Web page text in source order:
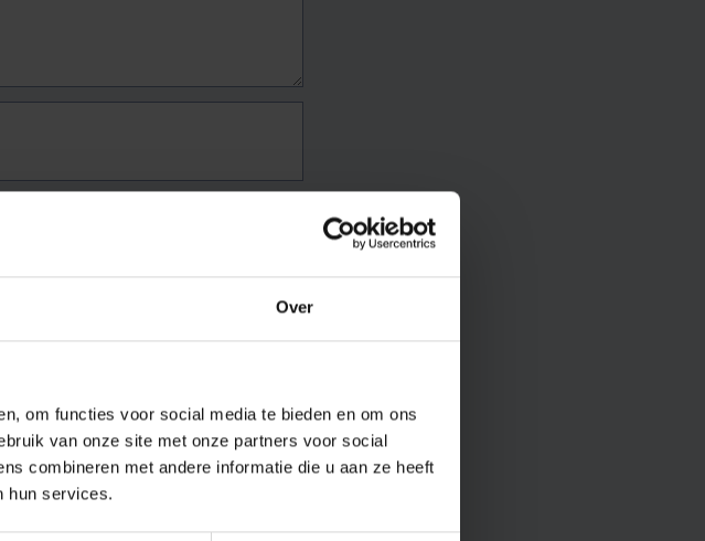
Over
om functies voor social media te bieden en om ons
van onze site met onze partners voor social
combineren met andere informatie die u aan ze heeft
hun services.